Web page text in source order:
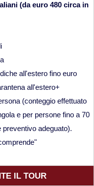
(da euro 480 circa in
all'estero fino euro
all'estero+
(conteggio effettuato
e per persone fino a 70
preventivo adeguato).
IL TOUR